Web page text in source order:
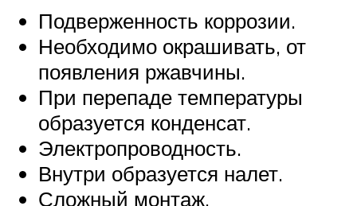
Подверженность коррозии.
Необходимо окрашивать, от
появления ржавчины.
При перепаде температуры
образуется конденсат.
Электропроводность.
Внутри образуется налет.
Сложный монтаж.